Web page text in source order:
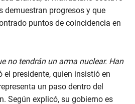
demuestran progresos y que
puntos de coincidencia en
no tendrán un arma nuclear. Han
el presidente, quien insistió en
un paso dentro del
Según explicó, su gobierno es